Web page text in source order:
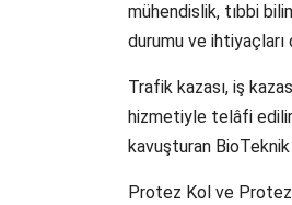
mühendislik, tıbbi
durumu ve ihtiyaçları
Trafik kazası, iş
hizmetiyle telâfi
kavuşturan
Protez Kol ve